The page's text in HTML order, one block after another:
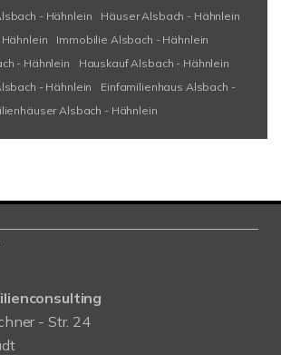
- Hähnlein
Häuser Alsbach - Hähnlein
Immobilie Alsbach - Hähnlein
- Hähnlein
Hauskauf Alsbach - Hähnlein
- Hähnlein
Einfamilienhaus Alsbach -
Alsbach - Hähnlein
- Str. 24